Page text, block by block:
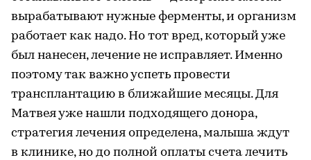
вырабатывают нужные ферменты, и организм
работает как надо. Но тот вред, который уже
был нанесен, лечение не исправляет. Именно
поэтому так важно успеть провести
трансплантацию в ближайшие месяцы. Для
Матвея уже нашли подходящего донора,
стратегия лечения определена, малыша ждут
в клинике, но до полной оплаты счета лечить